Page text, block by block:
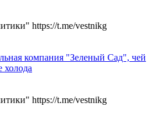
https://t.me/vestnikg
компания "Зеленый Сад", чей
холода
https://t.me/vestnikg